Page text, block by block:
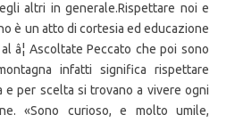
altri in generale.Rispettare noi e
è un atto di cortesia ed educazione
â¦ Ascoltate Peccato che poi sono
infatti significa rispettare
e per scelta si trovano a vivere ogni
«Sono curioso, e molto umile,